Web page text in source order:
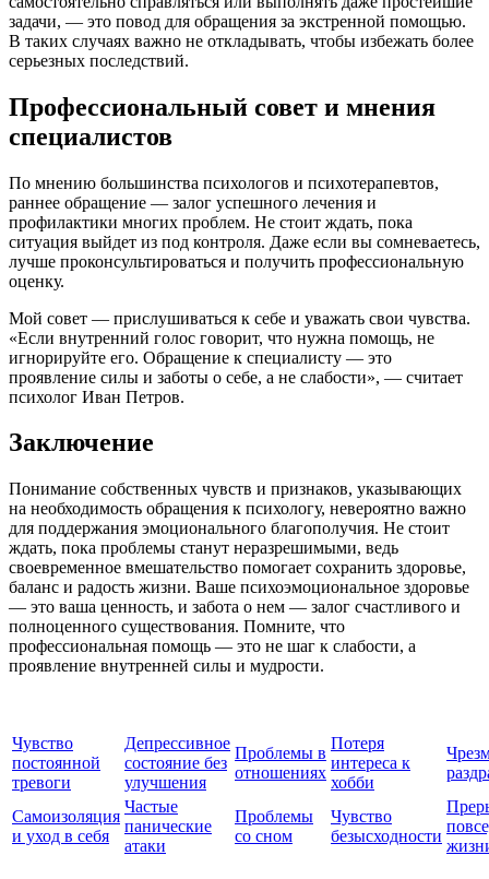
задачи, — это повод для обращения за экстренной помощью.
В таких случаях важно не откладывать, чтобы избежать более
серьезных последствий.
Профессиональный совет и мнения
специалистов
По мнению большинства психологов и психотерапевтов,
раннее обращение — залог успешного лечения и
профилактики многих проблем. Не стоит ждать, пока
ситуация выйдет из под контроля. Даже если вы сомневаетесь,
лучше проконсультироваться и получить профессиональную
оценку.
Мой совет — прислушиваться к себе и уважать свои чувства.
«Если внутренний голос говорит, что нужна помощь, не
игнорируйте его. Обращение к специалисту — это
проявление силы и заботы о себе, а не слабости», — считает
психолог Иван Петров.
Заключение
Понимание собственных чувств и признаков, указывающих
на необходимость обращения к психологу, невероятно важно
для поддержания эмоционального благополучия. Не стоит
ждать, пока проблемы станут неразрешимыми, ведь
своевременное вмешательство помогает сохранить здоровье,
баланс и радость жизни. Ваше психоэмоциональное здоровье
— это ваша ценность, и забота о нем — залог счастливого и
полноценного существования. Помните, что
профессиональная помощь — это не шаг к слабости, а
проявление внутренней силы и мудрости.
Чувство
постоянной
тревоги
Депрессивное
состояние без
улучшения
Проблемы в
отношениях
Потеря
интереса к
хобби
Самоизоляция
и уход в себя
Частые
панические
атаки
Проблемы
со сном
Чувство
безысходности